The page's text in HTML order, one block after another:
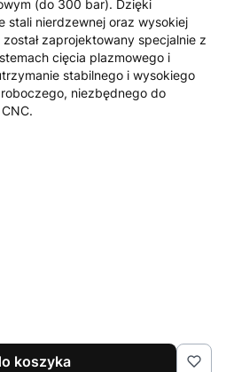
(do 300 bar). Dzięki
stali nierdzewnej oraz wysokiej
zaprojektowany specjalnie z
cięcia plazmowego i
stabilnego i wysokiego
niezbędnego do
koszyka